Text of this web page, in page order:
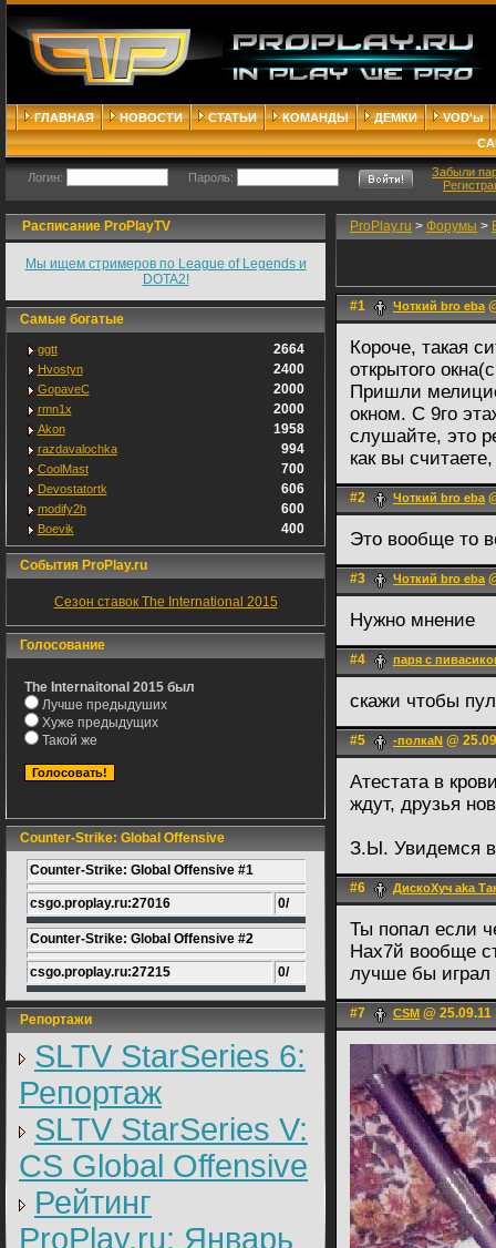
ГЛАВНАЯ НОВОСТИ СТАТЬИ КОМАНДЫ ДЕМКИ
VOD'ы
Логин: Пароль:
Забыли
Расписание ProPlayTV
Мы ищем стримеров по League of Legends и
DOTA2!
Самые богатые
ggtt 2664
Hvostyn 2400
GopaveC 2000
rmn1x 2000
Akon 1958
razdavalochka 994
CoolMast 700
Devostatortk 606
modify2h 600
Boevik 400
События ProPlay.ru
Сезон ставок The International 2015
Голосование
The Internaitonal 2015 был
Лучше предыдуших
Хуже предыдущих
Такой же
Counter-Strike: Global Offensive
Counter-Strike: Global Offensive #1
csgo.proplay.ru:27016 0/
Counter-Strike: Global Offensive #2
csgo.proplay.ru:27215 0/
Репортажи
SLTV StarSeries 6:
Репортаж
SLTV StarSeries V:
CS Global Offensive
Рейтинг
ProPlay.ru: Январь
ProPlay.ru > Форумы >
#1 Чоткий bro eba
Короче, такая
открытого
Пришли
окном. С 9го
слушайте, это
как вы
#2 Чоткий bro eba
Это вообще то
#3 Чоткий bro eba
Нужно мнение
#4 паря с
скажи чтобы
#5 -полкаN @
Атестата в
ждут, друзья
З.Ы. Увидемся
#6 ДискоХуч aka
Ты попал если
Нах7й вообще
лучше бы играл
#7 CSM @ 25.09.11